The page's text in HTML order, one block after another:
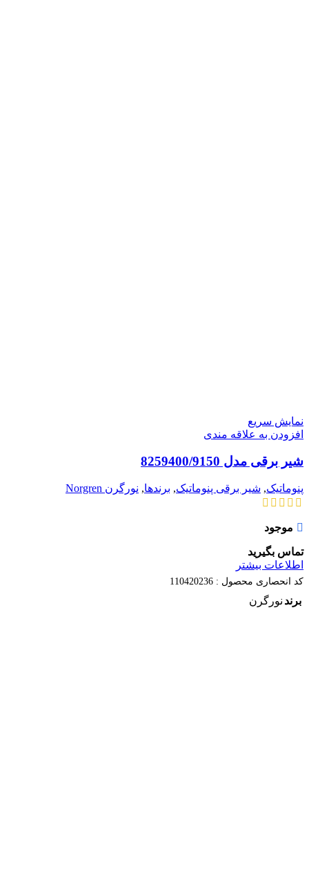
نمایش سریع
افزودن به علاقه مندی
شیر برقی مدل 8259400/9150
پنوماتیک, شیر برقی پنوماتیک, برندها, نورگرن Norgren
موجود
تماس بگیرید
اطلاعات بیشتر
کد انحصاری محصول : 110420236
برند نورگرن